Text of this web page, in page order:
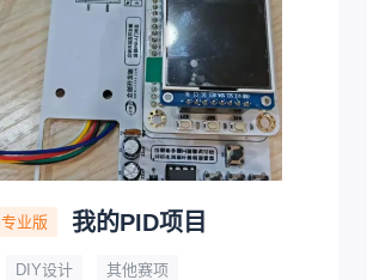
专业版 我的PID项目
DIY设计 其他赛项